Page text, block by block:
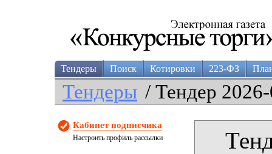
Тендеры Поиск Котировки 223-ФЗ
Тендеры / Тендер
Кабинет подписчика
Настроить профиль рассылки